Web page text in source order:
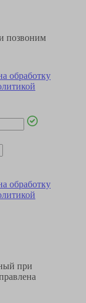
позвоним
обработку
обработку
при